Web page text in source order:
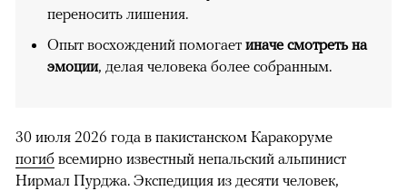
переносить лишения.
Опыт восхождений помогает иначе смотреть на
эмоции, делая человека более собранным.
30 июля 2026 года в пакистанском Каракоруме
погиб всемирно известный непальский альпинист
Нирмал Пурджа. Экспедиция из десяти человек,